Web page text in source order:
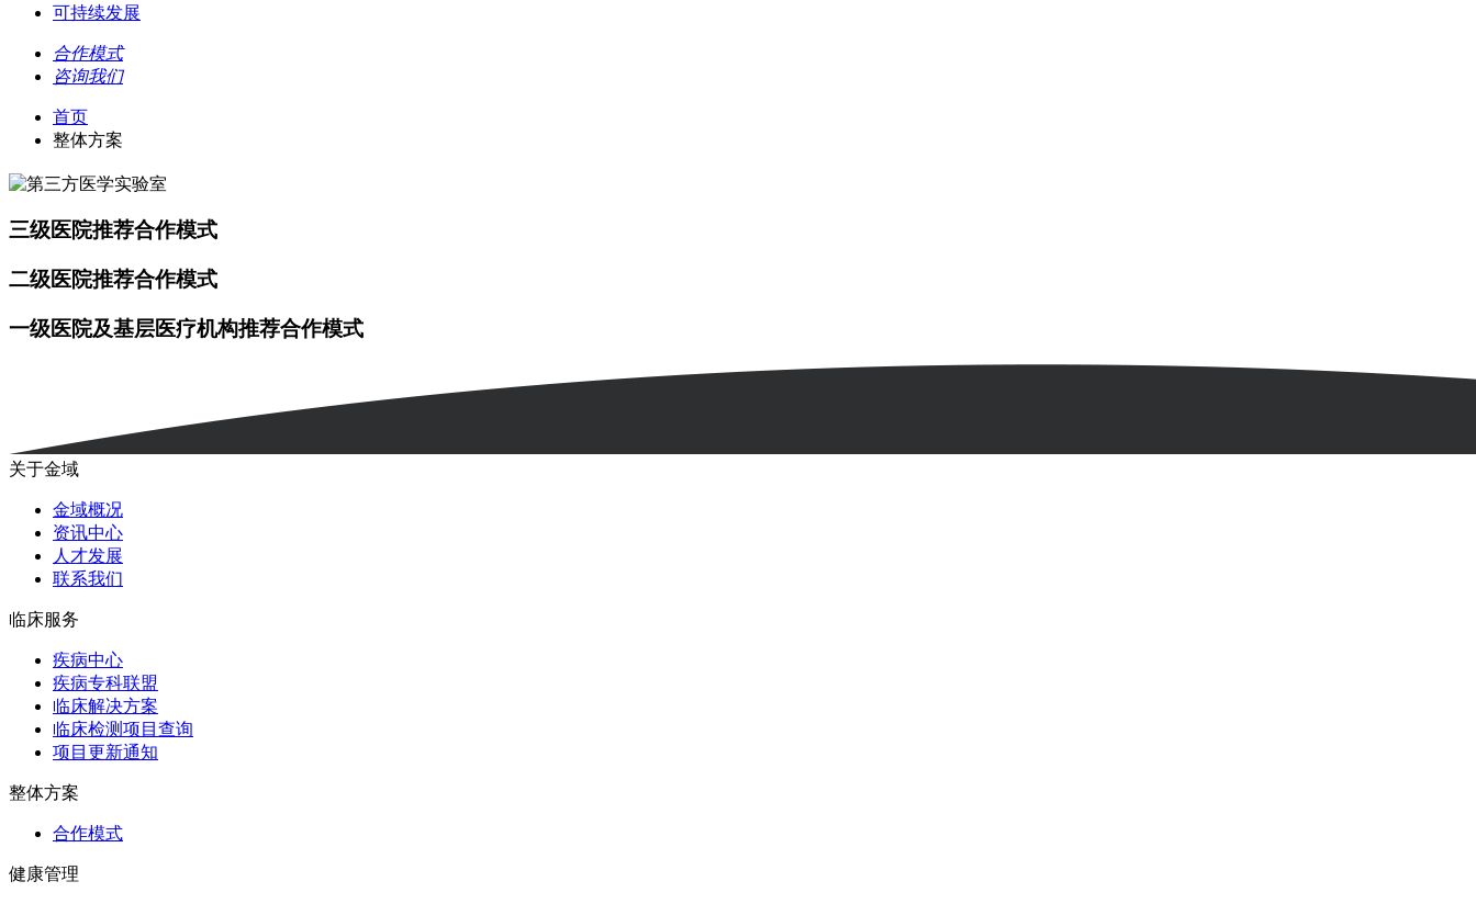
可持续发展
合作模式
咨询我们
首页
整体方案
三级医院推荐合作模式
二级医院推荐合作模式
一级医院及基层医疗机构推荐合作模式
关于金域
金域概况
资讯中心
人才发展
联系我们
临床服务
疾病中心
疾病专科联盟
临床解决方案
临床检测项目查询
项目更新通知
整体方案
合作模式
健康管理